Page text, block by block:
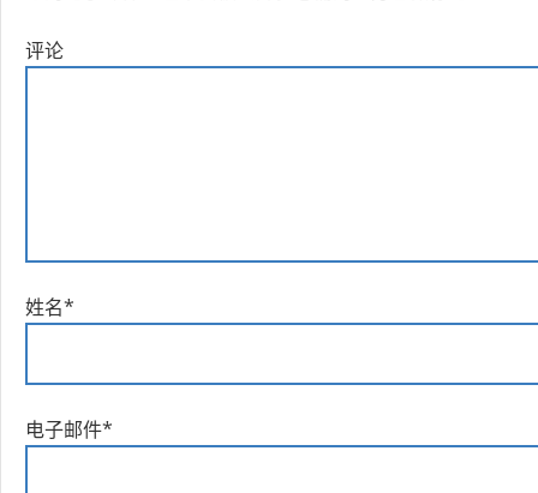
评论
姓名*
电子邮件*